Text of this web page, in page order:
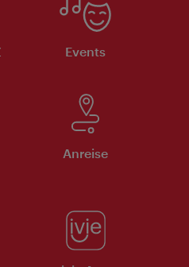
Events
Anreise